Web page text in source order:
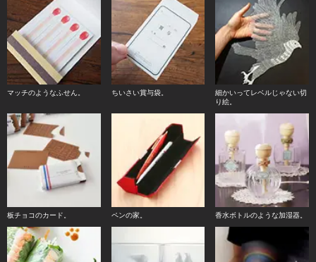
マッチのようなふせん。 ちいさい賞与袋。
細かいってレベルじゃない切
り絵。
板チョコのカード。 ペンの家。 香水ボトルのような加湿器。